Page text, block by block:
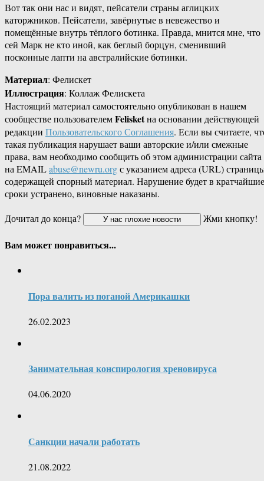
Вот так они нас и видят, пейсатели страны аглицких
каторжников. Пейсатели, завёрнутые в невежество и
помещённые внутрь тёплого ботинка. Правда, мнится мне, что
сей Марк не кто иной, как беглый борцун, сменивший
посконные лапти на австралийские ботинки.
Материал: Фелискет
Иллюстрация: Коллаж Фелискета
Настоящий материал самостоятельно опубликован в нашем
сообществе пользователемFelisketна основании действующей
редакции Пользовательского Соглашения. Если вы считаете,
такая публикация нарушает ваши авторские и/или смежные
права, вам необходимо сообщить об этом администрации сайта
на EMAILabuse@newru.orgс указанием адреса (URL)
содержащей спорный материал. Нарушение будет в кратчайшие
сроки устранено, виновные наказаны.
Дочитал до конца?
Жми кнопку!
Вам может понравиться...
Пора валить из поганой Америкашки
26.02.2023
Занимательная конспирология хреновируса
04.06.2020
Санкции начали работать
21.08.2022